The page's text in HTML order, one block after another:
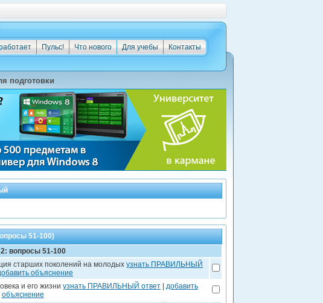
Контакты
Для учебы
Что нового
Пульс!
подготовки
51-100)
вопросы 51-100
старших поколений на молодых узнать ПРАВИЛЬНЫЙ
объяснение
и его жизни узнать ПРАВИЛЬНЫЙ ответ
добавить
объяснение